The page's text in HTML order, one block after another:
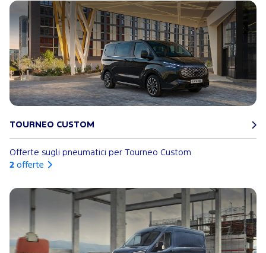
TOURNEO CUSTOM
Offerte sugli pneumatici per Tourneo Custom
2 offerte